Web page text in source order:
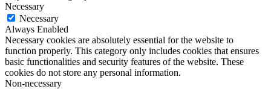
Necessary
Necessary
Always Enabled
Necessary cookies are absolutely essential for the website to
function properly. This category only includes cookies that ensures
basic functionalities and security features of the website. These
cookies do not store any personal information.
Non-necessary